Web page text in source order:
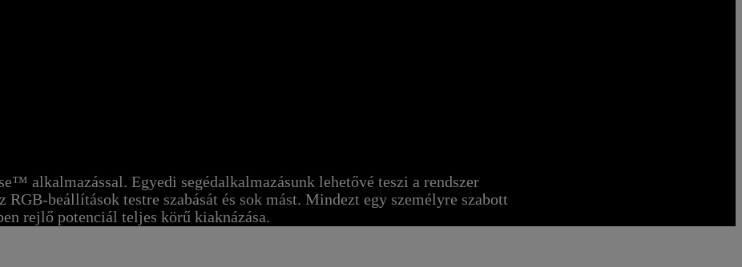
alkalmazással. Egyedi segédalkalmazásunk lehetővé teszi a rendszer
beállítások testre szabását és sok mást. Mindezt egy személyre szabott
rejlő potenciál teljes körű kiaknázása.